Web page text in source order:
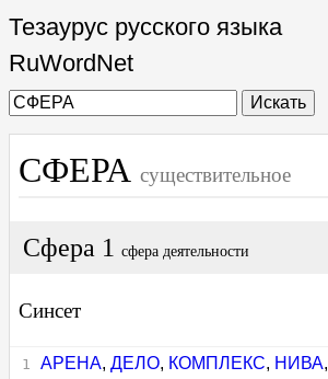
Тезаурус русского языка
RuWordNet
Искать
СФЕРА существительное
Сфера 1 сфера деятельности
Синсет
АРЕНА, ДЕЛО, КОМПЛЕКС, НИВА,